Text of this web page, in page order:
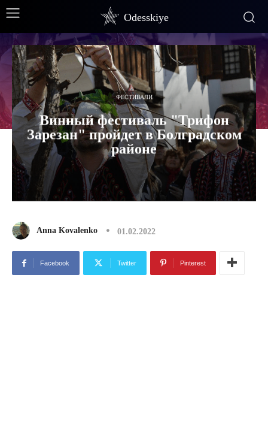
Odesskiye
ФЕСТИВАЛИ
Винный фестиваль "Трифон
Зарезан" пройдет в Болградском
районе
Anna Kovalenko 01.02.2022
Facebook Twitter Pinterest